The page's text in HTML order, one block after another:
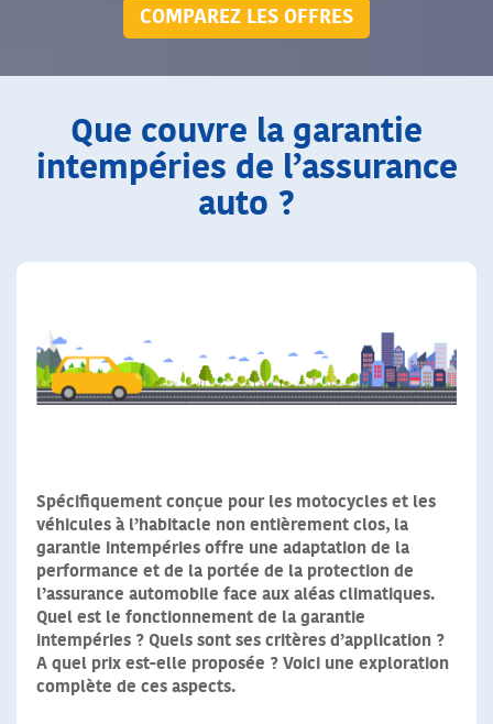
COMPAREZ LES OFFRES
Que couvre la garantie
intempéries de l’assurance
auto ?
Spécifiquement conçue pour les motocycles et les
véhicules à l’habitacle non entièrement clos, la
garantie intempéries offre une adaptation de la
performance et de la portée de la protection de
l’assurance automobile face aux aléas climatiques.
Quel est le fonctionnement de la garantie
intempéries ? Quels sont ses critères d’application ?
A quel prix est-elle proposée ? Voici une exploration
complète de ces aspects.